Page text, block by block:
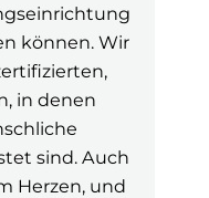
können. Wir
in denen
sind. Auch
Herzen, und